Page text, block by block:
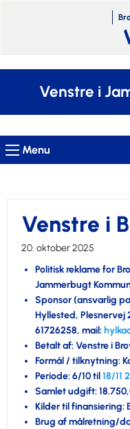
Venstre i
Menu
Venstre i
20. oktober 2025
Politisk reklame for
Jammerbugt
Sponsor (ansvarlig
Hyllested, Plesnervej
61726258, mail:
Betalt af: Venstre i
Formål / tilknytning:
Periode: 6/10 til18/11
Samlet udgift:
Kilder til finansiering:
Brug af målretning/